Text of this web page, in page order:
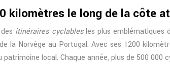
kilomètres le long de la côte
itinéraires cyclablesles plus emblématiques
la Norvège au Portugal. Avec ses 1200
patrimoine local. Chaque année, plus de 500